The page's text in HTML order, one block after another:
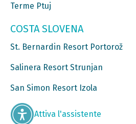
Terme Ptuj
COSTA SLOVENA
St. Bernardin Resort Portorož
Salinera Resort Strunjan
San Simon Resort Izola
Attiva l'assistente